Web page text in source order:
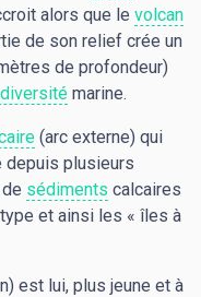
alors que le volcan
de son relief crée un
de profondeur)
marine.
(arc externe) qui
depuis plusieurs
sédiments calcaires
et ainsi les « îles à
est lui, plus jeune et à